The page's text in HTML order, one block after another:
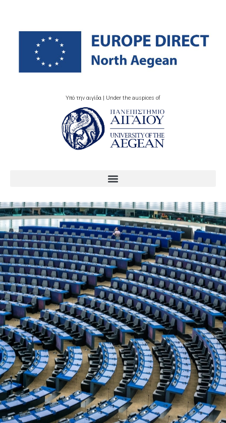
Υπό την αιγίδα | Under the auspices of